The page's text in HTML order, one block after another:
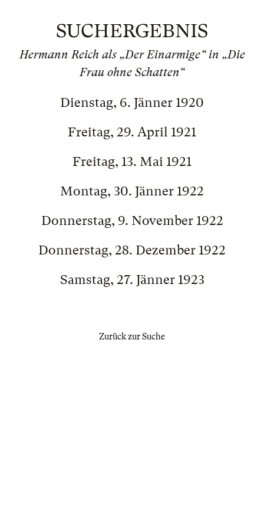
SUCHERGEBNIS
Hermann Reich als „Der Einarmige“ in „Die
Frau ohne Schatten“
Dienstag, 6. Jänner 1920
Freitag, 29. April 1921
Freitag, 13. Mai 1921
Montag, 30. Jänner 1922
Donnerstag, 9. November 1922
Donnerstag, 28. Dezember 1922
Samstag, 27. Jänner 1923
Zurück zur Suche